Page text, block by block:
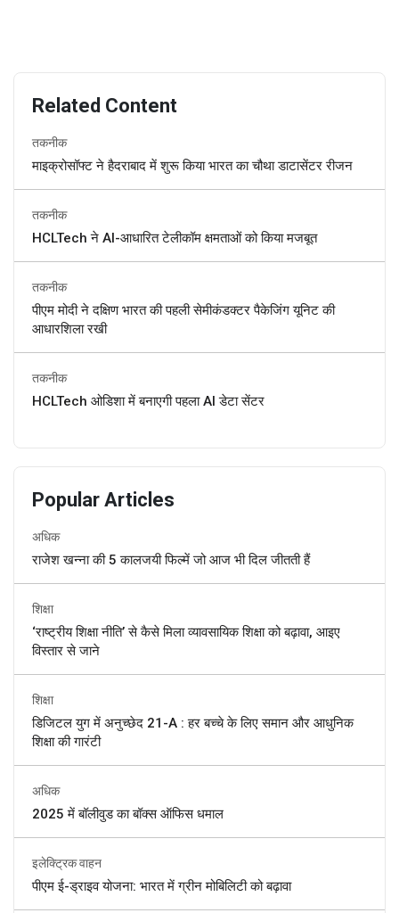
Related Content
तकनीक
माइक्रोसॉफ्ट ने हैदराबाद में शुरू किया भारत का चौथा डाटासेंटर रीजन
तकनीक
HCLTech ने AI-आधारित टेलीकॉम क्षमताओं को किया मजबूत
तकनीक
पीएम मोदी ने दक्षिण भारत की पहली सेमीकंडक्टर पैकेजिंग यूनिट की
आधारशिला रखी
तकनीक
HCLTech ओडिशा में बनाएगी पहला AI डेटा सेंटर
Popular Articles
अधिक
राजेश खन्ना की 5 कालजयी फिल्में जो आज भी दिल जीतती हैं
शिक्षा
‘राष्ट्रीय शिक्षा नीति’ से कैसे मिला व्यावसायिक शिक्षा को बढ़ावा, आइए
विस्तार से जाने
शिक्षा
डिजिटल युग में अनुच्छेद 21-A : हर बच्चे के लिए समान और आधुनिक
शिक्षा की गारंटी
अधिक
2025 में बॉलीवुड का बॉक्स ऑफिस धमाल
इलेक्ट्रिक वाहन
पीएम ई-ड्राइव योजना: भारत में ग्रीन मोबिलिटी को बढ़ावा